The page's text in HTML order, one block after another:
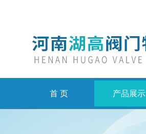
首 页 产品展示